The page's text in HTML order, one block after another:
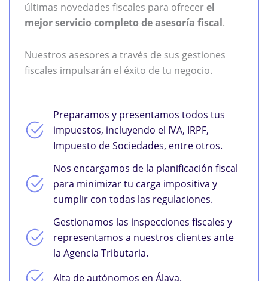
últimas novedades fiscales para ofrecerel
mejor servicio completo de asesoría fiscal.
Nuestros asesores a través de sus gestiones
fiscales impulsarán el éxito de tu negocio.
Preparamos y presentamos todos tus
impuestos, incluyendo el IVA, IRPF,
Impuesto de Sociedades, entre otros.
Nos encargamos de la planificación fiscal
para minimizar tu carga impositiva y
cumplir con todas las regulaciones.
Gestionamos las inspecciones fiscales y
representamos a nuestros clientes ante
la Agencia Tributaria.
Alta de autónomos en Álava.